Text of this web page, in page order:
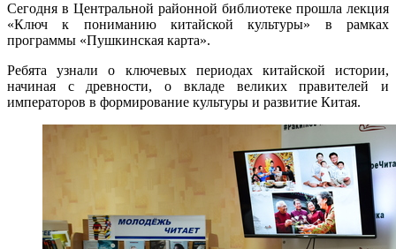
Сегодня в Центральной районной библиотеке прошла лекция
«Ключ к пониманию китайской культуры» в рамках
программы «Пушкинская карта».
Ребята узнали о ключевых периодах китайской истории,
начиная с древности, о вкладе великих правителей и
императоров в формирование культуры и развитие Китая.